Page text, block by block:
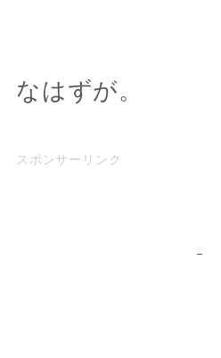
なはずが。
スポンサーリンク